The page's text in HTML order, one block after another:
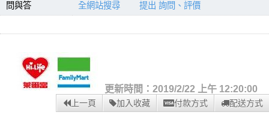
問與答 全網站搜尋 提出 詢問、評價
更新時間：2019/2/22 上午 12:20:00
上一頁 加入收藏 付款方式 配送方式